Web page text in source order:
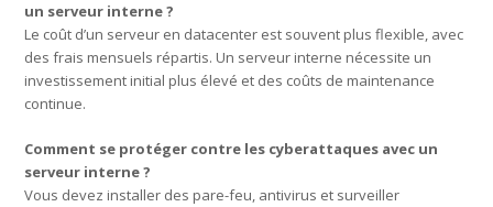
un serveur interne ?
Le coût d’un serveur en datacenter est souvent plus flexible, avec
des frais mensuels répartis. Un serveur interne nécessite un
investissement initial plus élevé et des coûts de maintenance
continue.
Comment se protéger contre les cyberattaques avec un
serveur interne ?
Vous devez installer des pare-feu, antivirus et surveiller